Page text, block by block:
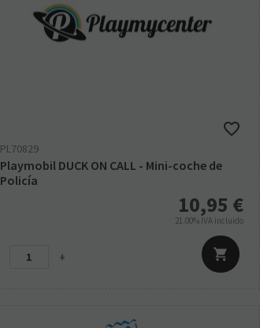
PL70829
Playmobil DUCK ON CALL - Mini-coche de
Policía
10,95 €
21.00% IVA incluido
+